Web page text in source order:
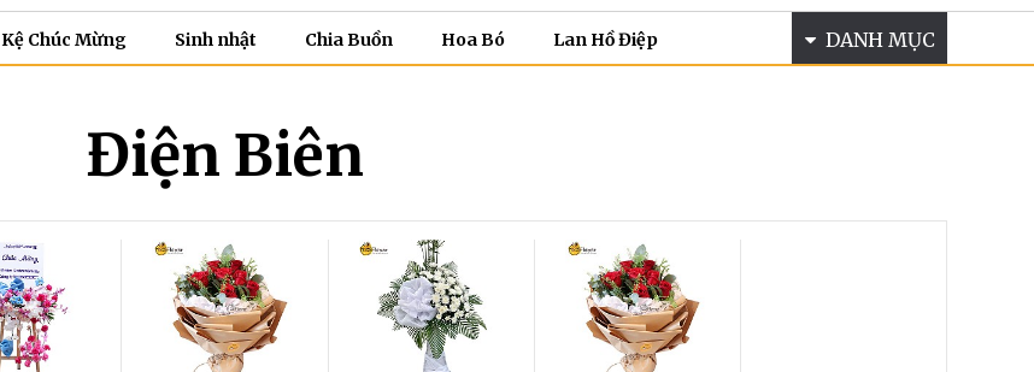
Kệ Chúc Mừng Sinh nhật Chia Buồn Hoa Bó Lan Hồ Điệp DANH MỤC
Điện Biên